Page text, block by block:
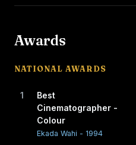
Awards
NATIONAL AWARDS
1
Best
Cinematographer -
Colour
Ekada Wahi - 1994